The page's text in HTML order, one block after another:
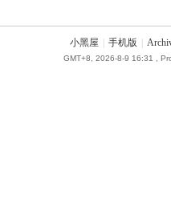
小黑屋 手机版
GMT+8, 2026-8-9 16:31 ,